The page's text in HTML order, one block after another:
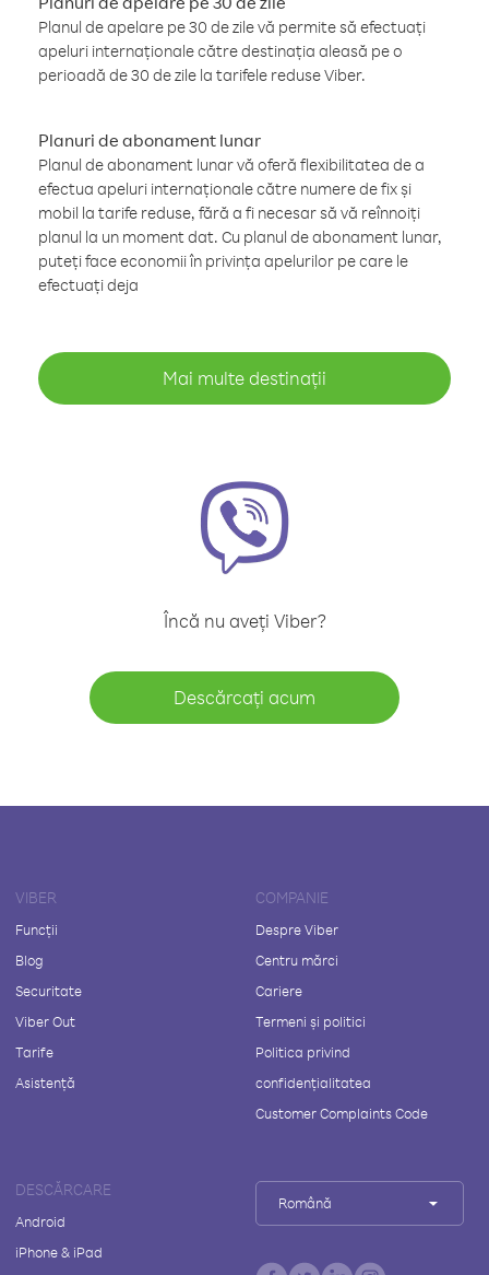
Planul de apelare pe 30 de zile vă permite să efectuați
apeluri internaționale către destinația aleasă pe o
perioadă de 30 de zile la tarifele reduse Viber.
Planuri de abonament lunar
Planul de abonament lunar vă oferă flexibilitatea de a
efectua apeluri internaționale către numere de fix și
mobil la tarife reduse, fără a fi necesar să vă reînnoiți
planul la un moment dat. Cu planul de abonament lunar,
puteți face economii în privința apelurilor pe care le
efectuați deja
Mai multe destinații
Încă nu aveți Viber?
Descărcați acum
VIBER
Funcții
Blog
Securitate
Viber Out
Tarife
Asistență
COMPANIE
Despre Viber
Centru mărci
Cariere
Termeni și politici
Politica privind
confidențialitatea
Customer Complaints Code
DESCĂRCARE
Android
iPhone & iPad
Română